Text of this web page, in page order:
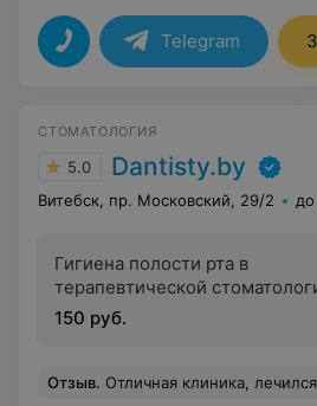
Telegram
СТОМАТОЛОГИЯ
5.0 Dantisty.by
Витебск, пр. Московский, 29/2
Гигиена полости рта в
терапевтической
150 руб.
Отзыв. Отличная клиника, лечился у Татьяны Николаевны Семуха. Всегда вежлива, внимательна и очень